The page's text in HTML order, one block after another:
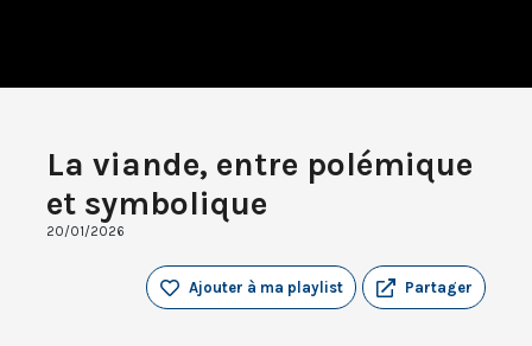
La viande, entre polémique
et symbolique
20/01/2026
Partager
Ajouter à ma playlist